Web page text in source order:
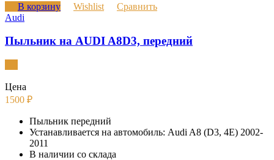
В корзину
Wishlist
Сравнить
Audi
Пыльник на AUDI A8D3, передний
Цена
1500 ₽
Пыльник передний
Устанавливается на автомобиль: Audi A8 (D3, 4E) 2002-
2011
В наличии со склада